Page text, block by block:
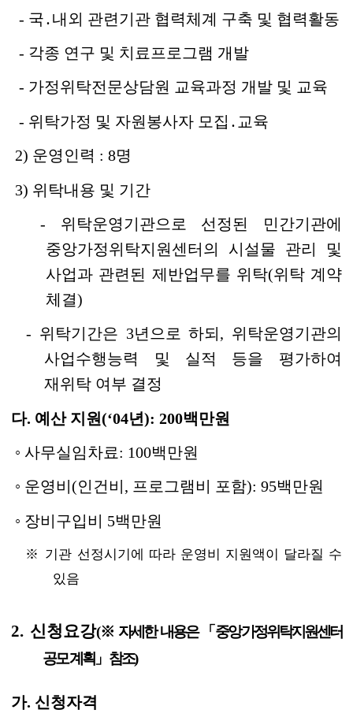
- 국․내외 관련기관 협력체계 구축 및 협력활동
- 각종 연구 및 치료프로그램 개발
- 가정위탁전문상담원 교육과정 개발 및 교육
- 위탁가정 및 자원봉사자 모집․교육
2) 운영인력 : 8명
3) 위탁내용 및 기간
- 위탁운영기관으로 선정된 민간기관에
중앙가정위탁지원센터의 시설물 관리 및
사업과 관련된 제반업무를 위탁(위탁 계약
체결)
- 위탁기간은 3년으로 하되, 위탁운영기관의
사업수행능력 및 실적 등을 평가하여
재위탁 여부 결정
다. 예산 지원(‘04년): 200백만원
◦ 사무실임차료: 100백만원
◦ 운영비(인건비, 프로그램비 포함): 95백만원
◦ 장비구입비 5백만원
※ 기관 선정시기에 따라 운영비 지원액이 달라질 수
있음
2. 신청요강(※ 자세한 내용은 「중앙가정위탁지원센터
공모 계획」 참조)
가. 신청자격